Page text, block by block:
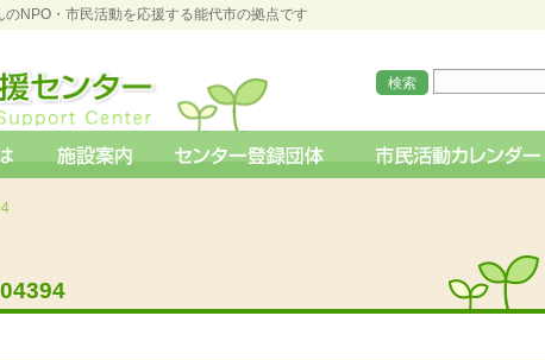
NPO・市民活動を応援する能代市の拠点です